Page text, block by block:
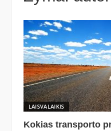
LAISVALAIKIS
Kokias transporto